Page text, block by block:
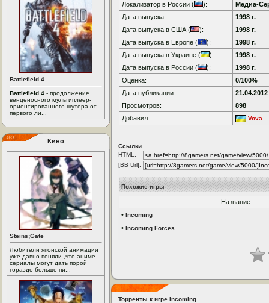
Battlefield 4
Battlefield 4 - продолжение
венценосного мультиплеер-
ориентированного шутера от
первого ли...
Кино
Steins;Gate
Любители японской анимации
уже давно поняли ,что аниме
сериалы могут дать порой
гораздо больше пи...
Локализатор в России (
):
Медиа-
Дата выпуска:
1998 г.
Дата выпуска в США (
):
1998 г.
Дата выпуска в Европе (
):
1998 г.
Дата выпуска в Украине (
):
1998 г.
Дата выпуска в России (
):
1998 г.
Оценка:
0/100%
Дата публикации:
21.04.2012
Просмотров:
898
Добавил:
Vova
Ссылки
HTML:
[BB Url]:
Похожие игры
Название
• Incoming
• Incoming Forces
Торренты к игре Incoming